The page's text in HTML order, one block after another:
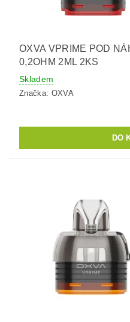
OXVA VPRIME POD
0,2OHM 2ML 2KS
Skladem
Značka: OXVA